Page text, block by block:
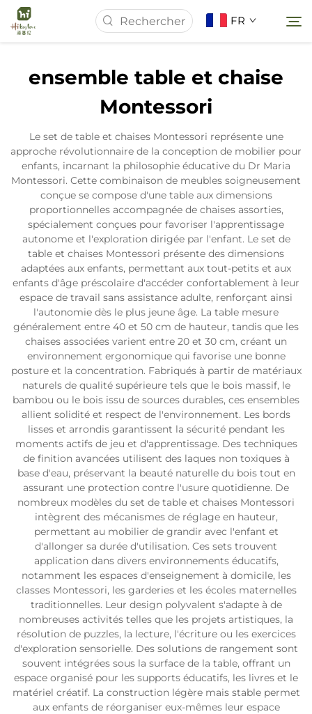
FR
À Propos de Nous
Produits
Actualités
Études de Cas
Contactez-nous
ensemble table et chaise
Montessori
Le set de table et chaises Montessori représente une
approche révolutionnaire de la conception de mobilier pour
enfants, incarnant la philosophie éducative du Dr Maria
Montessori. Cette combinaison de meubles soigneusement
conçue se compose d'une table aux dimensions
proportionnelles accompagnée de chaises assorties,
spécialement conçues pour favoriser l'apprentissage
autonome et l'exploration dirigée par l'enfant. Le set de
table et chaises Montessori présente des dimensions
adaptées aux enfants, permettant aux tout-petits et aux
enfants d'âge préscolaire d'accéder confortablement à leur
espace de travail sans assistance adulte, renforçant ainsi
l'autonomie dès le plus jeune âge. La table mesure
généralement entre 40 et 50 cm de hauteur, tandis que les
chaises associées varient entre 20 et 30 cm, créant un
environnement ergonomique qui favorise une bonne
posture et la concentration. Fabriqués à partir de matériaux
naturels de qualité supérieure tels que le bois massif, le
bambou ou le bois issu de sources durables, ces ensembles
allient solidité et respect de l'environnement. Les bords
lisses et arrondis garantissent la sécurité pendant les
moments actifs de jeu et d'apprentissage. Des techniques
de finition avancées utilisent des laques non toxiques à
base d'eau, préservant la beauté naturelle du bois tout en
assurant une protection contre l'usure quotidienne. De
nombreux modèles du set de table et chaises Montessori
intègrent des mécanismes de réglage en hauteur,
permettant au mobilier de grandir avec l'enfant et
d'allonger sa durée d'utilisation. Ces sets trouvent
application dans divers environnements éducatifs,
notamment les espaces d'enseignement à domicile, les
classes Montessori, les garderies et les écoles maternelles
traditionnelles. Leur design polyvalent s'adapte à de
nombreuses activités telles que les projets artistiques, la
résolution de puzzles, la lecture, l'écriture ou les exercices
d'exploration sensorielle. Des solutions de rangement sont
souvent intégrées sous la surface de la table, offrant un
espace organisé pour les supports éducatifs, les livres et le
matériel créatif. La construction légère mais stable permet
aux enfants de réorganiser eux-mêmes leur espace